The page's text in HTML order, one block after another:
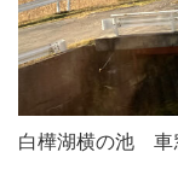
白樺湖横の池 車